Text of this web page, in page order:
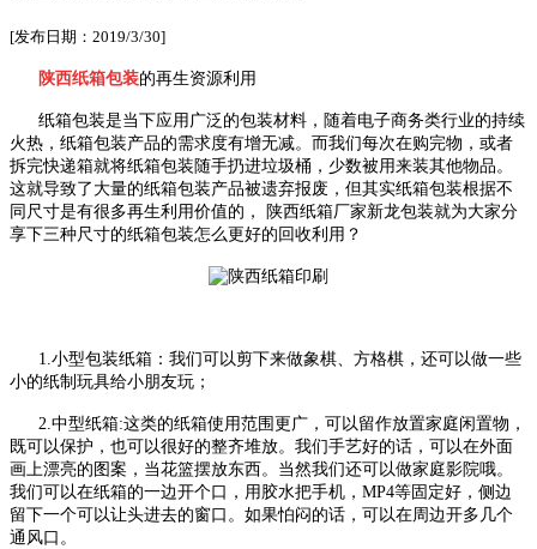
[发布日期：2019/3/30]
陕西纸箱包装的再生资源利用
纸箱包装是当下应用广泛的包装材料，随着电子商务类行业的持续
火热，纸箱包装产品的需求度有增无减。而我们每次在购完物，或者
拆完快递箱就将纸箱包装随手扔进垃圾桶，少数被用来装其他物品。
这就导致了大量的纸箱包装产品被遗弃报废，但其实纸箱包装根据不
同尺寸是有很多再生利用价值的， 陕西纸箱厂家新龙包装就为大家分
享下三种尺寸的纸箱包装怎么更好的回收利用？
1.小型包装纸箱：我们可以剪下来做象棋、方格棋，还可以做一些
小的纸制玩具给小朋友玩；
2.中型纸箱:这类的纸箱使用范围更广，可以留作放置家庭闲置物，
既可以保护，也可以很好的整齐堆放。我们手艺好的话，可以在外面
画上漂亮的图案，当花篮摆放东西。当然我们还可以做家庭影院哦。
我们可以在纸箱的一边开个口，用胶水把手机，MP4等固定好，侧边
留下一个可以让头进去的窗口。如果怕闷的话，可以在周边开多几个
通风口。